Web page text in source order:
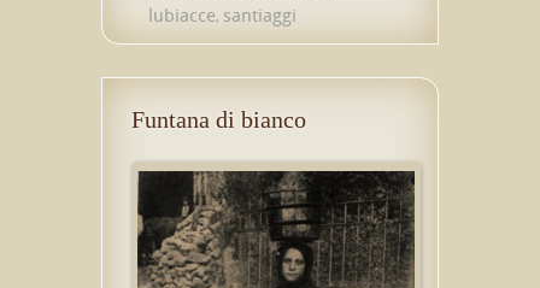
lubiacce, santiaggi
Funtana di bianco